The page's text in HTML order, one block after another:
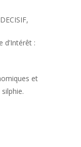
d’Intérêt :
et